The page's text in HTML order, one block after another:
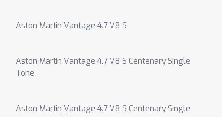
Aston Martin Vantage 4.7 V8 S
Aston Martin Vantage 4.7 V8 S Centenary Single
Tone
Aston Martin Vantage 4.7 V8 S Centenary Single